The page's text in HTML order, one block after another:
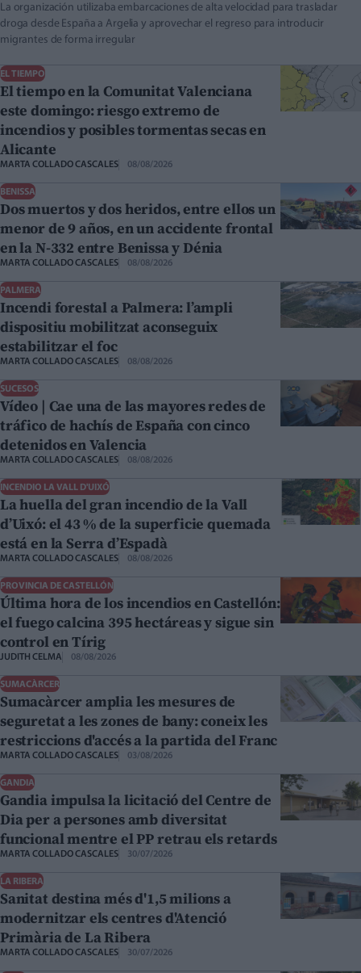
La organización utilizaba embarcaciones de alta velocidad para trasladar
droga desde España a Argelia y aprovechar el regreso para introducir
migrantes de forma irregular
EL TIEMPO
El tiempo en la Comunitat Valenciana
este domingo: riesgo extremo de
incendios y posibles tormentas secas en
Alicante
MARTA COLLADO CASCALES 08/08/2026
BENISSA
Dos muertos y dos heridos, entre ellos un
menor de 9 años, en un accidente frontal
en la N-332 entre Benissa y Dénia
MARTA COLLADO CASCALES 08/08/2026
PALMERA
Incendi forestal a Palmera: l’ampli
dispositiu mobilitzat aconseguix
estabilitzar el foc
MARTA COLLADO CASCALES 08/08/2026
SUCESOS
Vídeo | Cae una de las mayores redes de
tráfico de hachís de España con cinco
detenidos en Valencia
MARTA COLLADO CASCALES 08/08/2026
INCENDIO LA VALL D'UIXÓ
La huella del gran incendio de la Vall
d’Uixó: el 43 % de la superficie quemada
está en la Serra d’Espadà
MARTA COLLADO CASCALES 08/08/2026
PROVINCIA DE CASTELLÓN
Última hora de los incendios en Castellón:
el fuego calcina 395 hectáreas y sigue sin
control en Tírig
JUDITH CELMA 08/08/2026
SUMACÀRCER
Sumacàrcer amplia les mesures de
seguretat a les zones de bany: coneix les
restriccions d'accés a la partida del Franc
MARTA COLLADO CASCALES 03/08/2026
GANDIA
Gandia impulsa la licitació del Centre de
Dia per a persones amb diversitat
funcional mentre el PP retrau els retards
MARTA COLLADO CASCALES 30/07/2026
LA RIBERA
Sanitat destina més d'1,5 milions a
modernitzar els centres d'Atenció
Primària de La Ribera
MARTA COLLADO CASCALES 30/07/2026